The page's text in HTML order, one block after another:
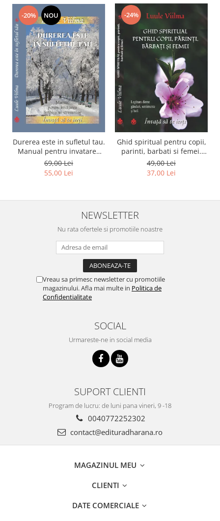
-20% NOU
Durerea este in sufletul tau.
Manual pentru invatarea
limbajului stresurilor Seria
Invata sa te Ierti Luule
69,00 Lei
55,00 Lei
-24%
Ghid spiritual pentru copii,
parinti, barbati si femei.
Seria Invata sa te ierti.
Luule Viilma
49,00 Lei
37,00 Lei
NEWSLETTER
Nu rata ofertele si promotiile noastre
Vreau sa primesc newsletter cu promotiile
magazinului. Afla mai multe in Politica de
Confidentialitate
SOCIAL
Urmareste-ne in social media
SUPORT CLIENTI
Program de lucru: de luni pana vineri, 9 -18
0040772252302
contact@edituradharana.ro
MAGAZINUL MEU
CLIENTI
DATE COMERCIALE